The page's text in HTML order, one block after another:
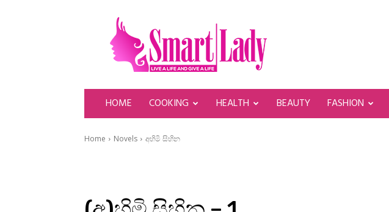
SmartLady
HOME COOKING HEALTH BEAUTY FASHION
Home Novels අහිමි සිහින